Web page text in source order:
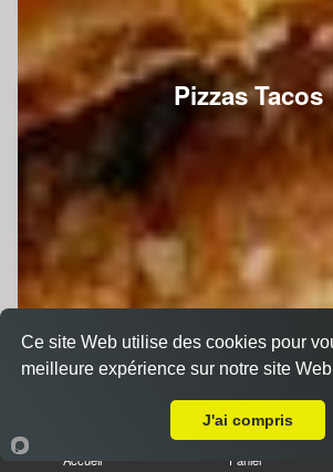
Pizzas Tacos
Accueil Panier
Ce site Web utilise des cookies pour
meilleure expérience sur notre site Web
J'ai compris